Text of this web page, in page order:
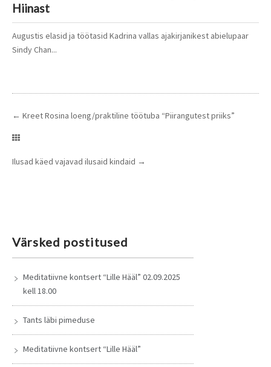
Hiinast
Augustis elasid ja töötasid Kadrina vallas ajakirjanikest abielupaar
Sindy Chan...
← Kreet Rosina loeng/praktiline töötuba “Piirangutest priiks”
Ilusad käed vajavad ilusaid kindaid →
Värsked postitused
Meditatiivne kontsert “Lille Hääl” 02.09.2025
kell 18.00
Tants läbi pimeduse
Meditatiivne kontsert “Lille Hääl”